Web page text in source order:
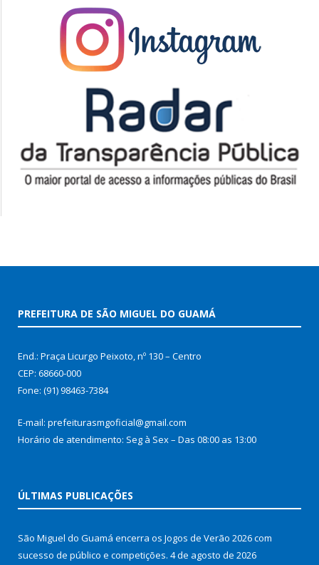
PREFEITURA DE SÃO MIGUEL DO GUAMÁ
End.: Praça Licurgo Peixoto, nº 130 – Centro
CEP: 68660-000
Fone: (91) 98463-7384
E-mail: prefeiturasmgoficial@gmail.com
Horário de atendimento: Seg à Sex – Das 08:00 as 13:00
ÚLTIMAS PUBLICAÇÕES
São Miguel do Guamá encerra os Jogos de Verão 2026 com
sucesso de público e competições. 4 de agosto de 2026